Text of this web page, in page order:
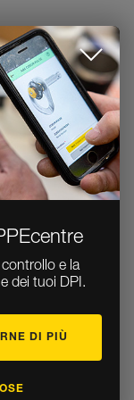
e la
dei tuoi DPI.
dei cookie
che ogni
per l’utilizzo